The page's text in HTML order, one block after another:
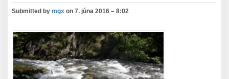
Submitted bymgx on7. júna 2016 – 8:02